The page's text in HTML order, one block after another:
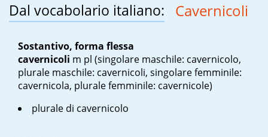
Dal vocabolario italiano: Cavernicoli
Sostantivo, forma flessa
cavernicoli m pl (singolare maschile: cavernicolo,
plurale maschile: cavernicoli, singolare femminile:
cavernicola, plurale femminile: cavernicole)
plurale di cavernicolo